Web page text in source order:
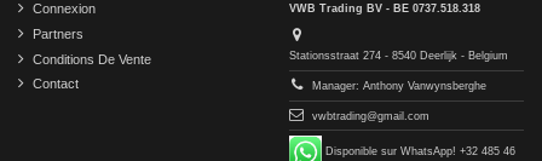
Connexion
Partners
Conditions De Vente
Contact
VWB Trading BV - BE 0737.518.318
Stationsstraat 274 - 8540 Deerlijk - Belgium
Manager: Anthony Vanwynsberghe
vwbtrading@gmail.com
Disponible sur WhatsApp! +32 485 46